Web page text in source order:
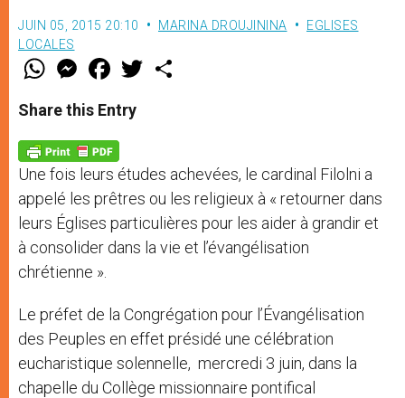
JUIN 05, 2015 20:10 MARINA DROUJININA
EGLISES
LOCALES
W
t
s
p
p
M
e
s
e
g
e
r
F
a
e
b
o
k
w
Share this Entry
Une fois leurs études achevées, le cardinal Filolni a
appelé les prêtres ou les religieux à « retourner dans
leurs Églises particulières pour les aider à grandir et
à consolider dans la vie et l’évangélisation
chrétienne ».
Le préfet de la Congrégation pour l’Évangélisation
des Peuples en effet présidé une célébration
eucharistique solennelle, mercredi 3 juin, dans la
chapelle du Collège missionnaire pontifical